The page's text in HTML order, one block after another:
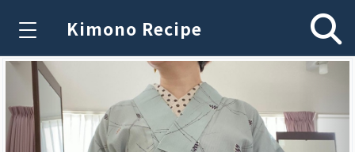
Kimono Recipe
Previous